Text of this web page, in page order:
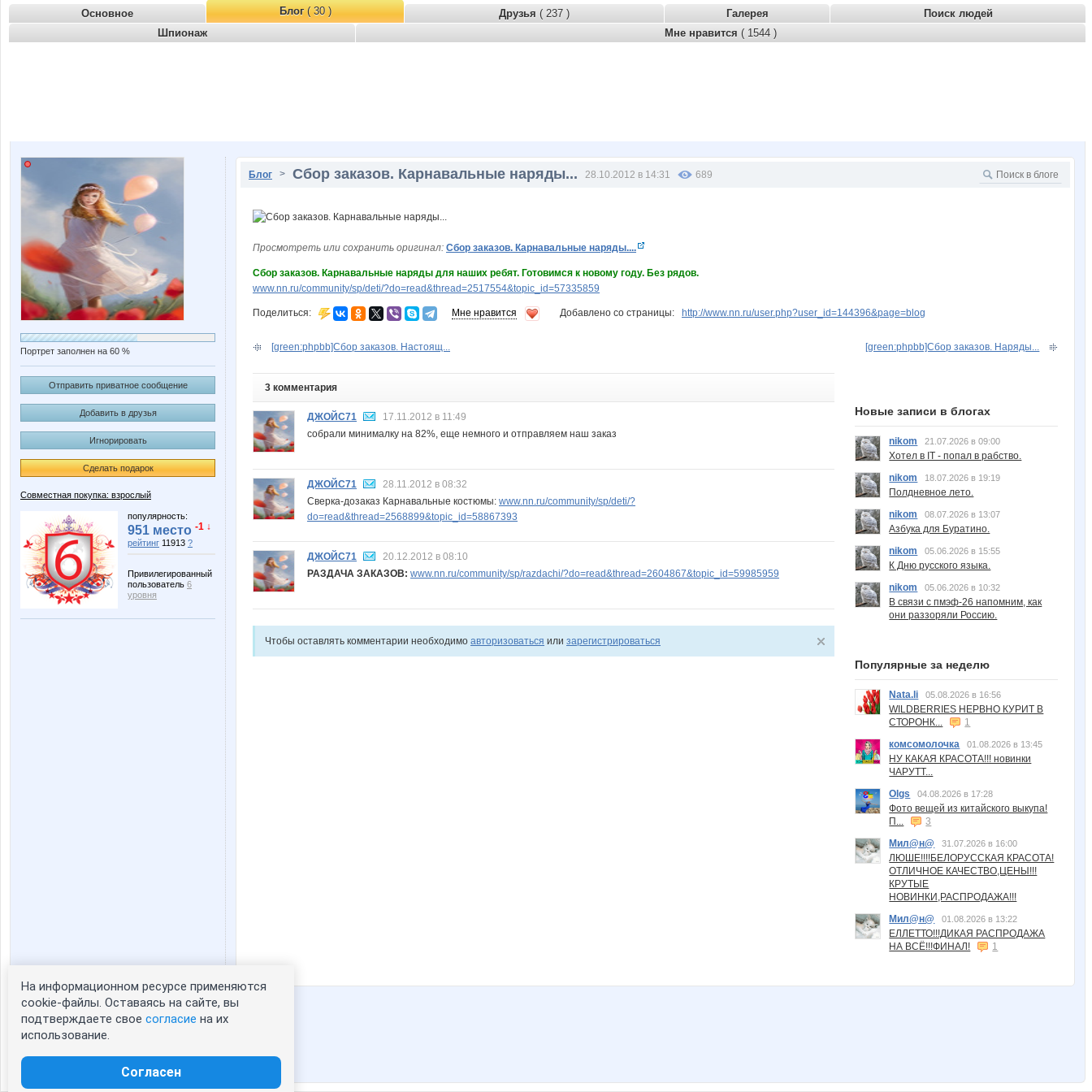
Основное Блог( 30 ) Друзья ( 237 ) Галерея
Поиск людей
Шпионаж
Мне нравится ( 1544 )
Портрет заполнен на 60 %
Отправить приватное сообщение
Добавить в друзья
Игнорировать
Сделать подарок
Совместная покупка: взрослый
популярность:
951 место -1 ↓
рейтинг 11913 ?
Привилегированный
пользователь 6
уровня
Статистика портрета:
сейчас просматривают портрет - 0
зарегистрированные пользователи
Блог > Сбор заказов. Карнавальные наряды... 28.10.2012 в 14:31 689
Просмотреть или сохранить оригинал: Сбор заказов. Карнавальные наряды....
Сбор заказов. Карнавальные наряды для наших ребят. Готовимся к новому году. Без рядов.
www.nn.ru/community/sp/deti/?do=read&thread=2517554&topic_id=57335859
Поделиться: Мне нравится Добавлено со страницы: http://www.nn.ru/user.php?user_id=144396&page=blog
[green:phpbb]Сбор заказов. Настоящ... [green:phpbb]Сбор заказов. Наряды...
3 комментария
ДЖОЙС71
17.11.2012 в 11:49
собрали минималку на 82%, еще немного и отправляем наш заказ
ДЖОЙС71
28.11.2012 в 08:32
Сверка-дозаказ Карнавальные костюмы: www.nn.ru/community/sp/deti/?
do=read&thread=2568899&topic_id=58867393
ДЖОЙС71
20.12.2012 в 08:10
РАЗДАЧА ЗАКАЗОВ: www.nn.ru/community/sp/razdachi/?do=read&thread=2604867&topic_id=59985959
Чтобы оставлять комментарии необходимо авторизоваться или зарегистрироваться
Новые записи в блогах
nikom 21.07.2026 в 09:00
Хотел в IT - попал в рабство.
nikom
18.07.2026 в 19:19
Полдневное лето.
nikom
08.07.2026 в 13:07
Азбука для Буратино.
nikom
05.06.2026 в 15:55
К Дню русского языка.
nikom
05.06.2026 в 10:32
В связи с пмэф-26 напомним, как
они раззоряли Россию.
Популярные за неделю
Nata.li 05.08.2026 в 16:56
WILDBERRIES НЕРВНО КУРИТ В
СТОРОНК...
1
комсомолочка
01.08.2026 в 13:45
НУ КАКАЯ КРАСОТА!!! новинки
ЧАРУТТ...
Olgs
04.08.2026 в 17:28
Фото вещей из китайского выкупа!
П...
3
Мил@н@
31.07.2026 в 16:00
ЛЮШЕ!!!!БЕЛОРУССКАЯ КРАСОТА!
ОТЛИЧНОЕ КАЧЕСТВО,ЦЕНЫ!!!
КРУТЫЕ
НОВИНКИ,РАСПРОДАЖА!!!
Мил@н@
01.08.2026 в 13:22
ЕЛЛЕТТО!!!ДИКАЯ РАСПРОДАЖА
НА ВСЁ!!!ФИНАЛ!
1
На информационном ресурсе применяются
cookie-файлы. Оставаясь на сайте, вы
подтверждаете свое согласие на их
использование.
Согласен